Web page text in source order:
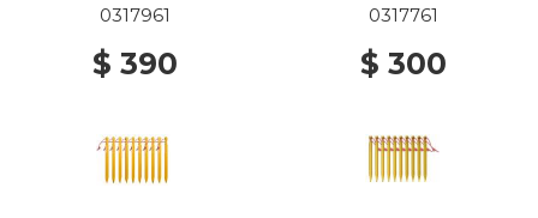
0317961
$ 390
0317761
$ 300